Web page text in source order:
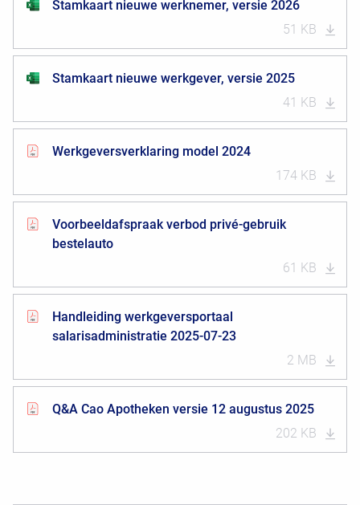
Stamkaart nieuwe werknemer, versie 2026
51 KB
Stamkaart nieuwe werkgever, versie 2025
41 KB
Werkgeversverklaring model 2024
174 KB
Voorbeeldafspraak verbod privé-gebruik
bestelauto
61 KB
Handleiding werkgeversportaal
salarisadministratie 2025-07-23
2 MB
Q&A Cao Apotheken versie 12 augustus 2025
202 KB